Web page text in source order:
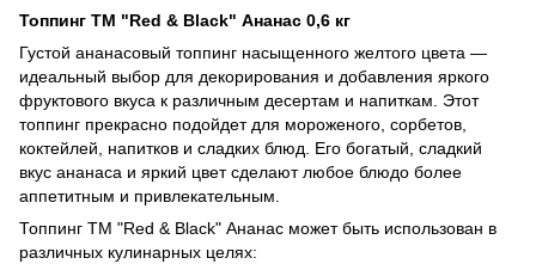
Топпинг ТМ "Red & Black" Ананас 0,6 кг
Густой ананасовый топпинг насыщенного желтого цвета —
идеальный выбор для декорирования и добавления яркого
фруктового вкуса к различным десертам и напиткам. Этот
топпинг прекрасно подойдет для мороженого, сорбетов,
коктейлей, напитков и сладких блюд. Его богатый, сладкий
вкус ананаса и яркий цвет сделают любое блюдо более
аппетитным и привлекательным.
Топпинг ТМ "Red & Black" Ананас может быть использован в
различных кулинарных целях: